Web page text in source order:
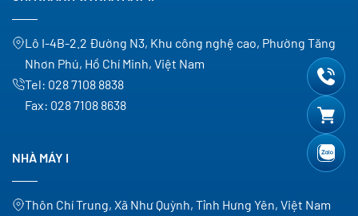
Lô I-4B-2.2 Đường N3, Khu công nghệ cao, Phường Tăng
Nhơn Phú, Hồ Chí Minh, Việt Nam
Tel: 028 7108 8838
Fax: 028 7108 8638
NHÀ MÁY I
Thôn Chí Trung, Xã Như Quỳnh, Tỉnh Hưng Yên, Việt Nam